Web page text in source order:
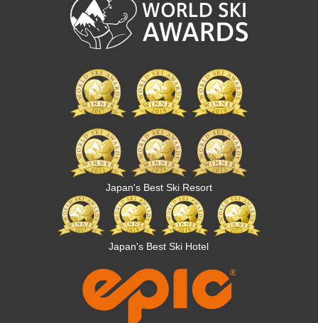
Japan's Best Ski Resort
Japan's Best Ski Hotel